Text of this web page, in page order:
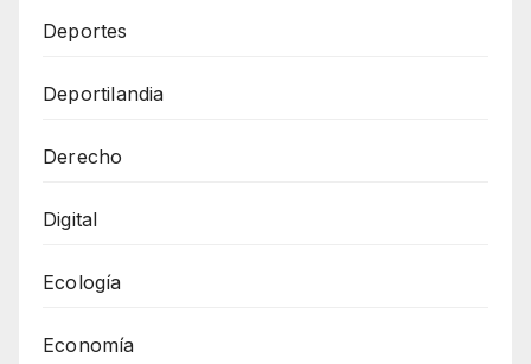
Deportes
Deportilandia
Derecho
Digital
Ecología
Economía